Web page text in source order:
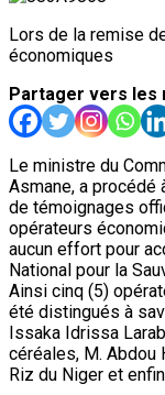
Lors de la remise
économiques
Partager vers les
Le ministre du
Asmane, a procédé
de témoignages
opérateurs
aucun effort pour
National pour la
Ainsi cinq (5)
été distingués à
Issaka Idrissa
céréales, M. Abdou
Riz du Niger et